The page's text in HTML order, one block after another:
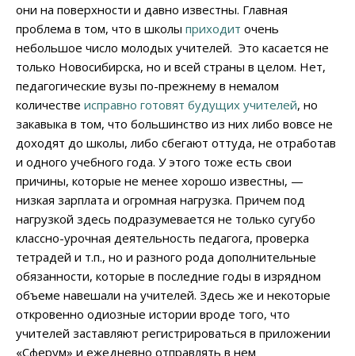
они на поверхности и давно известны. Главная
проблема в том, что в школы приходит очень
небольшое число молодых учителей. Это касается не
только Новосибирска, но и всей страны в целом. Нет,
педагогические вузы по-прежнему в немалом
количестве исправно готовят будущих учителей, но
закавыка в том, что большинство из них либо вовсе не
доходят до школы, либо сбегают оттуда, не отработав
и одного учебного года. У этого тоже есть свои
причины, которые не менее хорошо известны, —
низкая зарплата и огромная нагрузка. Причем под
нагрузкой здесь подразумевается не только сугубо
классно-урочная деятельность педагога, проверка
тетрадей и т.п., но и разного рода дополнительные
обязанности, которые в последние годы в изрядном
объеме навешали на учителей. Здесь же и некоторые
откровенно одиозные истории вроде того, что
учителей заставляют регистрироваться в приложении
«Сферум» и ежедневно отправлять в нем